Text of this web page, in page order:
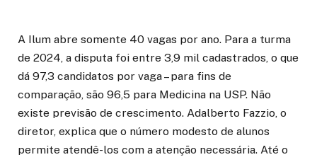
A Ilum abre somente 40 vagas por ano. Para a turma
de 2024, a disputa foi entre 3,9 mil cadastrados, o que
dá 97,3 candidatos por vaga – para fins de
comparação, são 96,5 para Medicina na USP. Não
existe previsão de crescimento. Adalberto Fazzio, o
diretor, explica que o número modesto de alunos
permite atendê-los com a atenção necessária. Até o